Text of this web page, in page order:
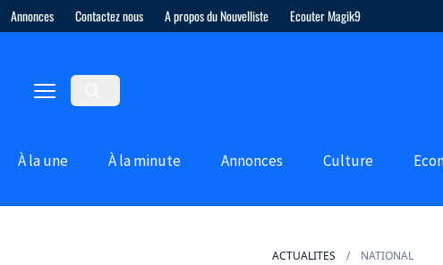
Annonces Contactez nous A propos du Nouvelliste Ecouter Magik9
À la une À la minute Annonces Culture
ACTUALITES NATIONAL